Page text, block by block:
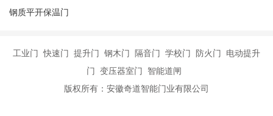
钢质平开保温门
工业门 快速门 提升门 钢木门 隔音门 学校门 防火门 电动提升
门 变压器室门 智能道闸
版权所有：安徽奇道智能门业有限公司